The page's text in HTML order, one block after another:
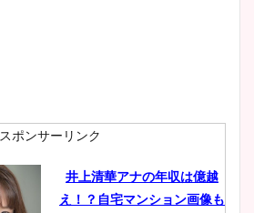
スポンサーリンク
井上清華アナの年収は億越
え！？自宅マンション画像も